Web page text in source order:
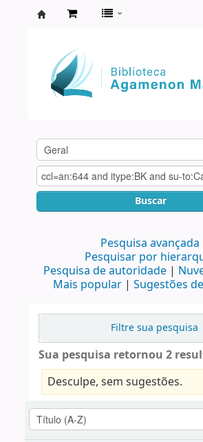
Agamenon
Magalhães
Buscar
Pesquisa avançada
Pesquisar por
Pesquisa de autoridade
Mais popular
Sugestões
Filtre sua pesquisa
Sua pesquisa retornou 2
Desculpe, sem sugestões.